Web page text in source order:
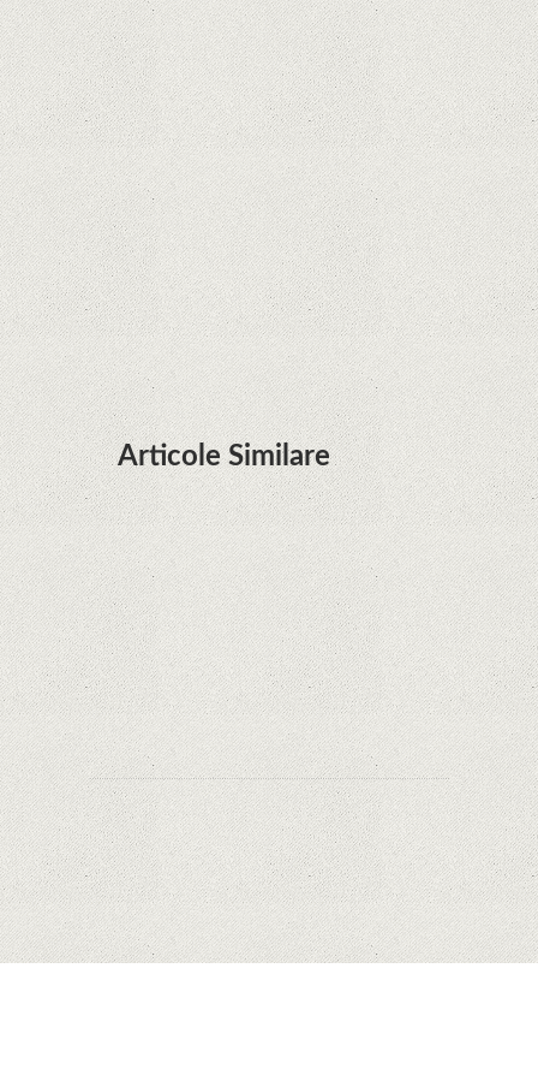
Curtea Supremă reglementează în favoarea
Google în Oracle Java Fight
Zvon: aplicațiile Google nu se mai pot instala pe
terminalele Huawei cu procesoare Kirin
Huawei P50 primeşte o posibilă dată de lansare
şi e mai curând decât credeam; Are cameră
telephoto cu zoom optic variabil
Articole Similare